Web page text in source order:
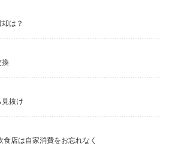
は？
抜け
食店は自家消費をお忘れなく